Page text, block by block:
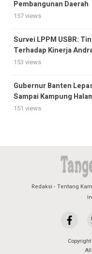
Pembangunan Daerah
157 views
Survei LPPM USBR:
Terhadap Kinerja
153 views
Gubernur Banten
Sampai Kampung
151 views
Redaksi Tentang
All